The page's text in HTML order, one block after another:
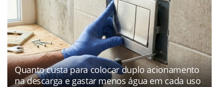
Quanto custa para colocar duplo acionamento
na descarga e gastar menos água em cada uso